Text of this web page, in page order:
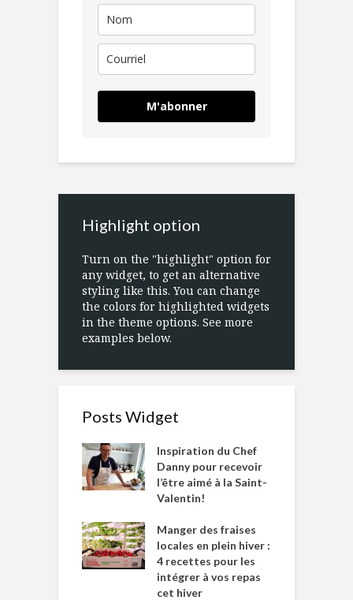
M'abonner
Highlight option
Turn on the "highlight" option for
any widget, to get an alternative
styling like this. You can change
the colors for highlighted widgets
in the theme options. See more
examples below.
Posts Widget
Inspiration du Chef
Danny pour recevoir
l’être aimé à la Saint-
Valentin!
Manger des fraises
locales en plein hiver :
4 recettes pour les
intégrer à vos repas
cet hiver